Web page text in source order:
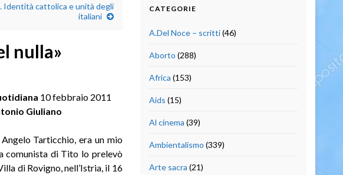
Identità cattolica e unità degli
italiani
nulla»
10 febbraio 2011
Giuliano
Angelo Tarticchio, era un mio
comunista di Tito lo prelevò
di Rovigno, nell’Istria, il 16
CATEGORIE
A.Del Noce – scritti(46)
Aborto (288)
Africa (153)
Aids (15)
Al cinema (39)
Ambientalismo (339)
Arte sacra (21)